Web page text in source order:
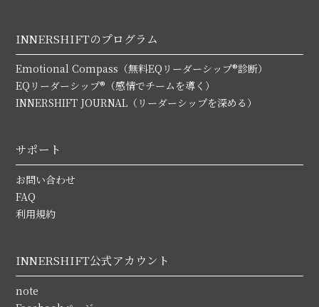
INNERSHIFTのプログラム
Emotional Compass（無料EQリーダーシップ®診断）
EQリーダーシップ®（感情でチームを導く）
INNERSHIFT JOURNAL（リーダーシップを深める）
サポート
お問い合わせ
FAQ
利用規約
INNERSHIFT公式アカウント
note